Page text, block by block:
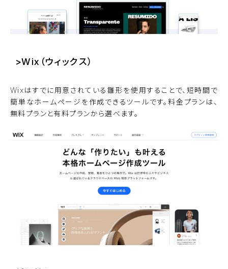
>Wix（ウィックス）
Wixはすでに用意されている雛形を使用することで、短時間で
簡単なホームページを作成できるツールです。料金プランは、
無料プランと有料プランから選べます。